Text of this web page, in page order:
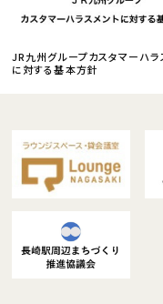
JR九州グループカスタマーハラ
に対する基本方針